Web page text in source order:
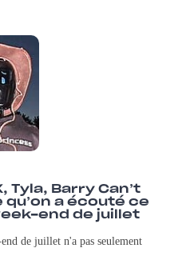
Tyla, Barry Can’t
qu’on a écouté ce
end de juillet
de juillet n'a pas seulement